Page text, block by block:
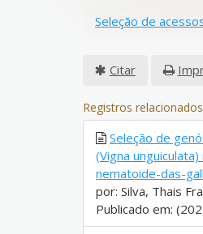
Seleção de
Citar
Registros relacionados
Seleção de
(Vigna
nematoide-das-
por: Silva, Thais
Publicado em: